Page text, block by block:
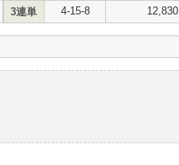
3連単 4-15-8 12,830